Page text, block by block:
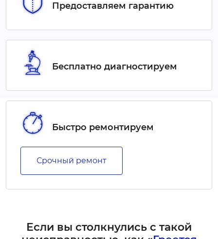
Предоставляем гарантию
Бесплатно диагностируем
Быстро ремонтируем
Срочный ремонт
Если вы столкнулись с такой